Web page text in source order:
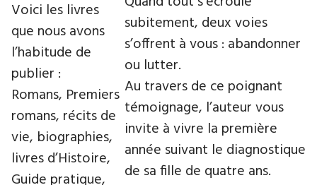
subitement, deux voies
s’offrent à vous : abandonner
ou lutter.
Au travers de ce poignant
témoignage, l’auteur vous
invite à vivre la première
année suivant le diagnostique
de sa fille de quatre ans.
Voici les livres
que nous avons
l’habitude de
publier :
Romans, Premiers
romans, récits de
vie, biographies,
livres d’Histoire,
Guide pratique,